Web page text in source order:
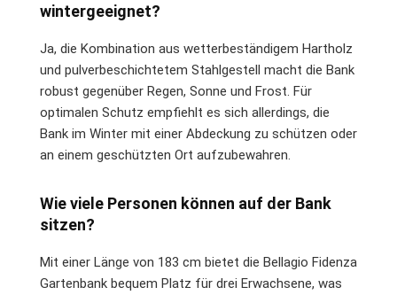
wintergeeignet?
Ja, die Kombination aus wetterbeständigem Hartholz
und pulverbeschichtetem Stahlgestell macht die Bank
robust gegenüber Regen, Sonne und Frost. Für
optimalen Schutz empfiehlt es sich allerdings, die
Bank im Winter mit einer Abdeckung zu schützen oder
an einem geschützten Ort aufzubewahren.
Wie viele Personen können auf der Bank
sitzen?
Mit einer Länge von 183 cm bietet die Bellagio Fidenza
Gartenbank bequem Platz für drei Erwachsene, was